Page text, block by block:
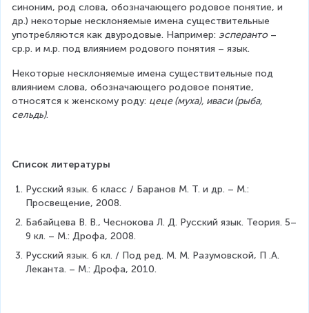
синоним, род слова, обозначающего родовое понятие, и
др.) некоторые несклоняемые имена существительные
употребляются как двуродовые. Например: эсперанто –
ср.р. и м.р. под влиянием родового понятия – язык.
Некоторые несклоняемые имена существительные под
влиянием слова, обозначающего родовое понятие,
относятся к женскому роду: цеце (муха), иваси (рыба,
сельдь).
Список литературы
Русский язык. 6 класс / Баранов М. Т. и др. – М.:
Просвещение, 2008.
Бабайцева В. В., Чеснокова Л. Д. Русский язык. Теория. 5–
9 кл. – М.: Дрофа, 2008.
Русский язык. 6 кл. / Под ред. М. М. Разумовской, П .А.
Леканта. – М.: Дрофа, 2010.